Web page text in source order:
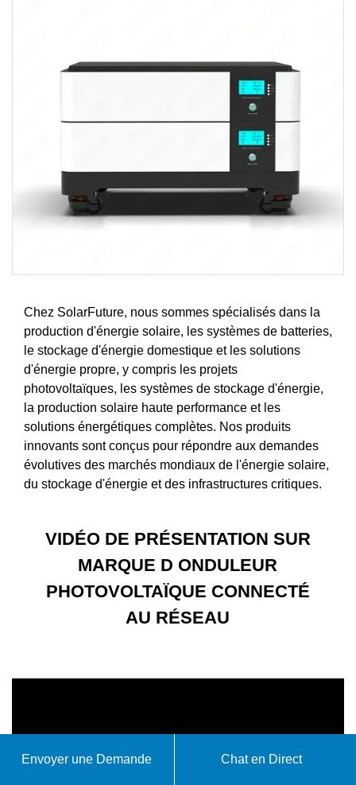
Chez SolarFuture, nous sommes spécialisés dans la
production d'énergie solaire, les systèmes de batteries,
le stockage d'énergie domestique et les solutions
d'énergie propre, y compris les projets
photovoltaïques, les systèmes de stockage d'énergie,
la production solaire haute performance et les
solutions énergétiques complètes. Nos produits
innovants sont conçus pour répondre aux demandes
évolutives des marchés mondiaux de l'énergie solaire,
du stockage d'énergie et des infrastructures critiques.
VIDÉO DE PRÉSENTATION SUR
MARQUE D ONDULEUR
PHOTOVOLTAÏQUE CONNECTÉ
AU RÉSEAU
Envoyer une Demande Chat en Direct